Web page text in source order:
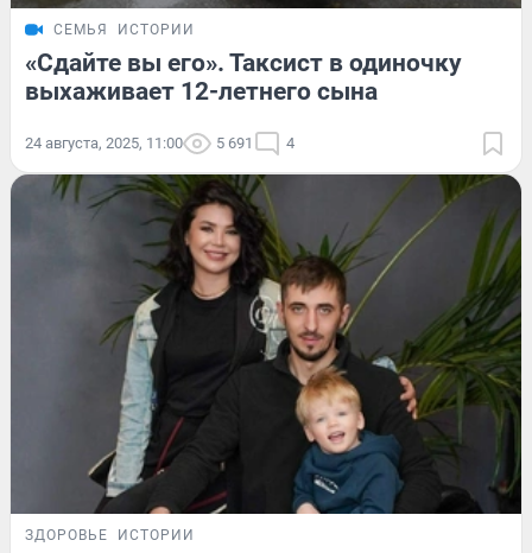
СЕМЬЯ ИСТОРИИ
«Сдайте вы его». Таксист в одиночку
выхаживает 12-летнего сына
24 августа, 2025, 11:00 5 691 4
ЗДОРОВЬЕ ИСТОРИИ